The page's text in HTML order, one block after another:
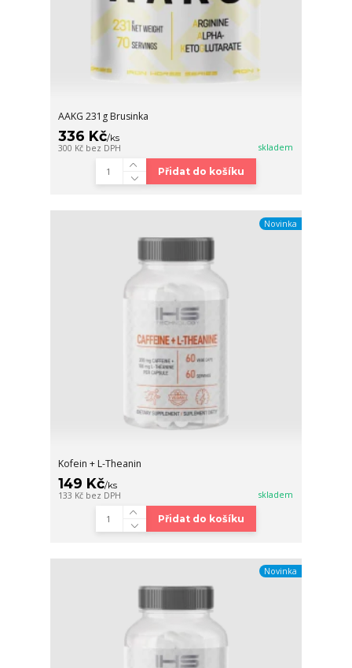
AAKG 231g Brusinka
336 Kč/ks
300 Kč bez DPH skladem
Přidat do košíku
Novinka
Kofein + L-Theanin
149 Kč/ks
133 Kč bez DPH skladem
Přidat do košíku
Novinka